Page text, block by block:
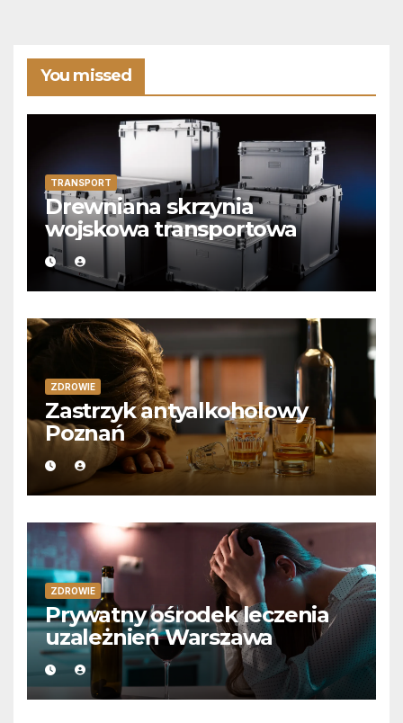
You missed
TRANSPORT
Drewniana skrzynia
wojskowa transportowa
ZDROWIE
Zastrzyk antyalkoholowy
Poznań
ZDROWIE
Prywatny ośrodek leczenia
uzależnień Warszawa